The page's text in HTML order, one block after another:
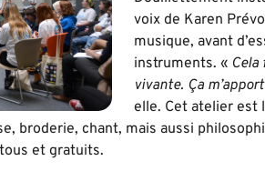
voix de Karen
musique, avant
instruments. «
vivante. Ça
elle. Cet atelier est
broderie, chant, mais aussi
et gratuits.